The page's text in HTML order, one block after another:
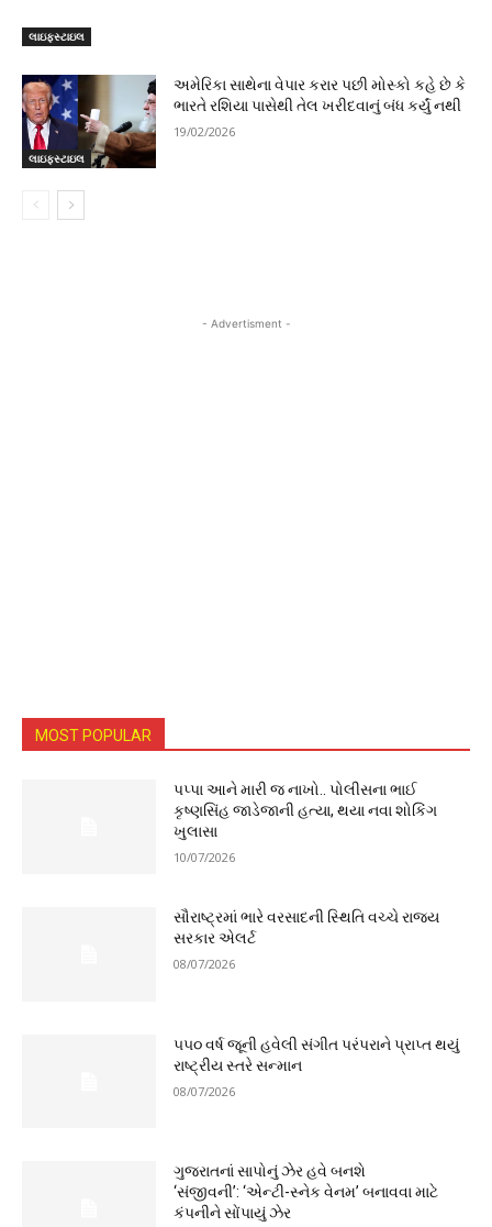
લાઇફસ્ટાઇલ
લાઇફસ્ટાઇલ
અમેરિકા સાથેના વેપાર કરાર પછી મોસ્કો કહે છે કે
ભારતે રશિયા પાસેથી તેલ ખરીદવાનું બંધ કર્યું નથી
19/02/2026
- Advertisment -
MOST POPULAR
પપ્પા આને મારી જ નાખો.. પોલીસના ભાઈ
કૃષ્ણસિંહ જાડેજાની હત્યા, થયા નવા શોકિંગ
ખુલાસા
10/07/2026
સૌરાષ્ટ્રમાં ભારે વરસાદની સ્થિતિ વચ્ચે રાજ્ય
સરકાર એલર્ટ
08/07/2026
૫૫૦ વર્ષ જૂની હવેલી સંગીત પરંપરાને પ્રાપ્ત થયું
રાષ્ટ્રીય સ્તરે સન્માન
08/07/2026
ગુજરાતનાં સાપોનું ઝેર હવે બનશે
‘સંજીવની’: ‘એન્ટી-સ્નેક વેનમ’ બનાવવા માટે
કંપનીને સોંપાયું ઝેર